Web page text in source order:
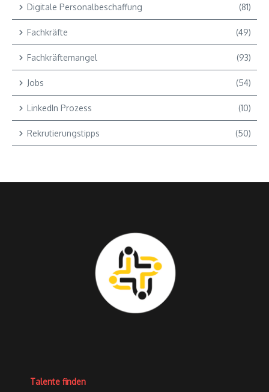
Digitale Personalbeschaffung (81)
Fachkräfte (49)
Fachkräftemangel (93)
Jobs (54)
LinkedIn Prozess (10)
Rekrutierungstipps (50)
Talente finden